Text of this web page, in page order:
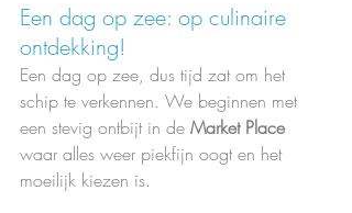
Een dag op zee: op culinaire
ontdekking!
Een dag op zee, dus tijd zat om het
schip te verkennen. We beginnen met
een stevig ontbijt in de Market Place
waar alles weer piekfijn oogt en het
moeilijk kiezen is.